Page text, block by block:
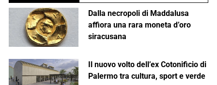
Dalla necropoli di Maddalusa
affiora una rara moneta d’oro
siracusana
Il nuovo volto dell’ex Cotonificio di
Palermo tra cultura, sport e verde